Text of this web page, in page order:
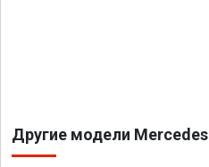
Другие модели Mercedes